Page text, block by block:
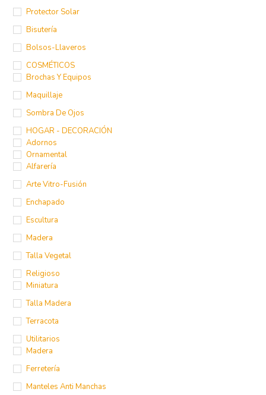
Protector Solar
Bisutería
Bolsos-Llaveros
COSMÉTICOS
Brochas Y Equipos
Maquillaje
Sombra De Ojos
HOGAR - DECORACIÓN
Adornos
Ornamental
Alfarería
Arte Vitro-Fusión
Enchapado
Escultura
Madera
Talla Vegetal
Religioso
Miniatura
Talla Madera
Terracota
Utilitarios
Madera
Ferretería
Manteles Anti Manchas